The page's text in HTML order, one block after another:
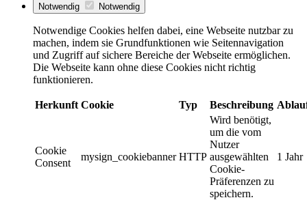
Notwendig Notwendig
Notwendige Cookies helfen dabei, eine Webseite nutzbar zu
machen, indem sie Grundfunktionen wie Seitennavigation
und Zugriff auf sichere Bereiche der Webseite ermöglichen.
Die Webseite kann ohne diese Cookies nicht richtig
funktionieren.
Herkunft Cookie Typ Beschreibung
Cookie
Consent
mysign_cookiebanner HTTP
Wird benötigt,
um die vom
Nutzer
ausgewählten
Cookie-
Präferenzen zu
speichern.
1 Jahr